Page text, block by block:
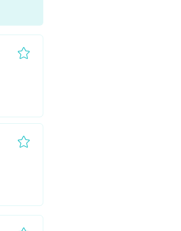
Remove from favorites
Remove from favorites